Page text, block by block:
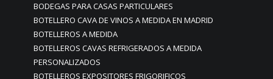
BODEGAS PARA CASAS PARTICULARES
BOTELLERO CAVA DE VINOS A MEDIDA EN MADRID
BOTELLEROS A MEDIDA
BOTELLEROS CAVAS REFRIGERADOS A MEDIDA
PERSONALIZADOS
BOTELLEROS EXPOSITORES FRIGORIFICOS